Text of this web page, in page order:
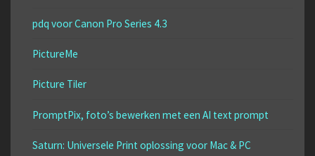
pdq voor Canon Pro Series 4.3
PictureMe
Picture Tiler
PromptPix, foto’s bewerken met een AI text prompt
Saturn: Universele Print oplossing voor Mac & PC